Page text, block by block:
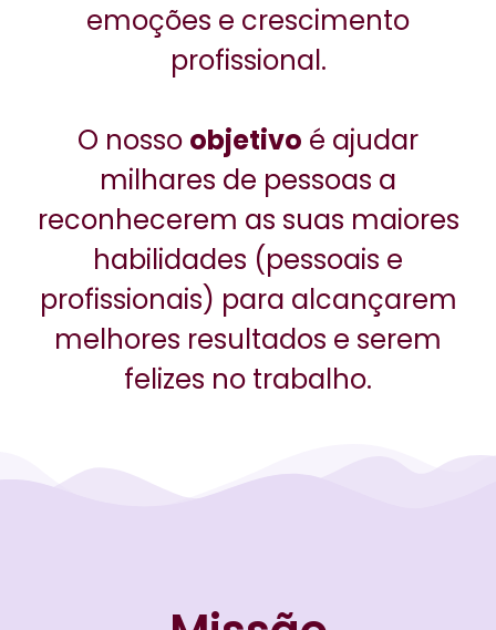
emoções e crescimento
profissional.
O nosso objetivo é ajudar
milhares de pessoas a
reconhecerem as suas maiores
habilidades (pessoais e
profissionais) para alcançarem
melhores resultados e serem
felizes no trabalho.